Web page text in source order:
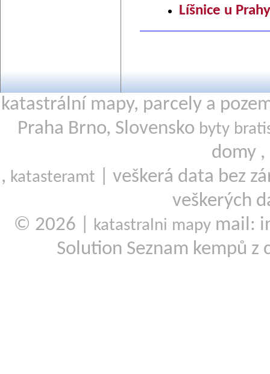
Líšnice u Prahy
katastrální mapy, parcely a
Praha Brno, Slovensko byty
domy ,
, katasteramt
| veškerá data bez
veškerých
© 2026 |
katastralni mapy mail:
Solution Seznam kempů z